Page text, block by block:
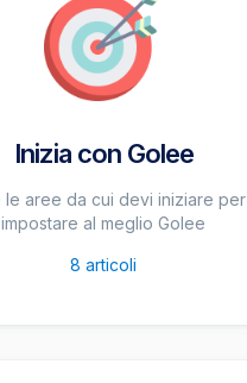
Inizia con Golee
le aree da cui devi iniziare per
impostare al meglio Golee
8 articoli